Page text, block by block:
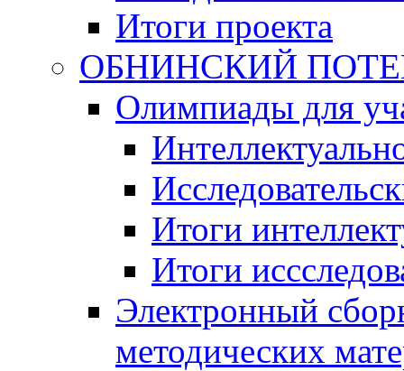
Итоги проекта
ОБНИНСКИЙ
Олимпиады для
Итоги
Итоги
Электронный
методических